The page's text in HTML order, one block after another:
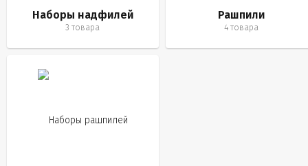
Наборы надфилей
3 товара
Рашпили
4 товара